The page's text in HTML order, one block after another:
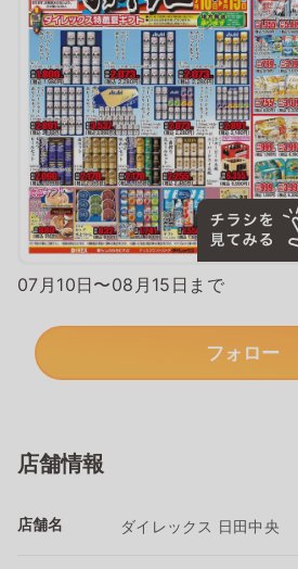
07月10日〜08月15日まで
フォロー
店舗情報
店舗名 ダイレックス 日田中央